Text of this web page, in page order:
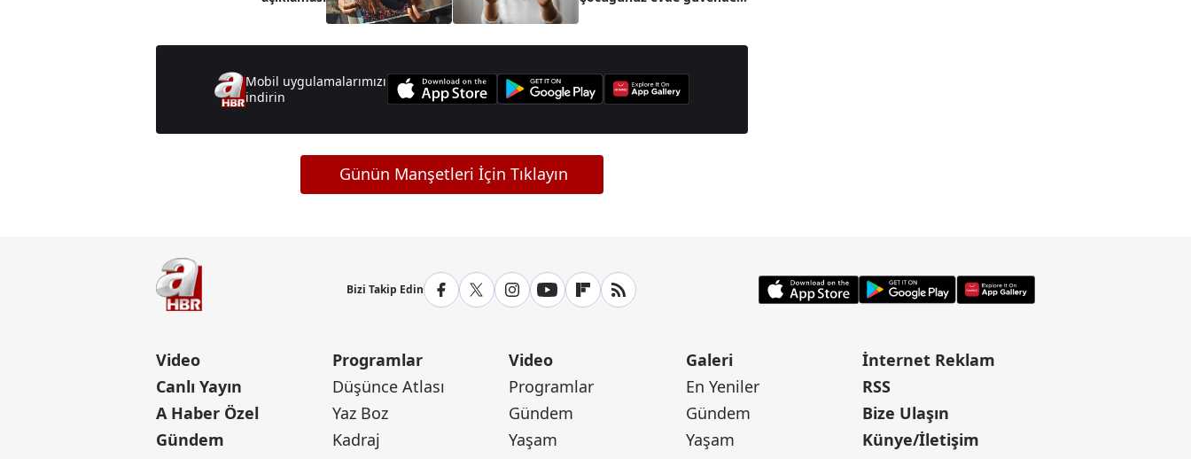
Mobil uygulamalarımızı
indirin
Günün Manşetleri İçin Tıklayın
Bizi Takip Edin
Video
Canlı Yayın
A Haber Özel
Gündem
Programlar
Düşünce Atlası
Yaz Boz
Kadraj
Video
Programlar
Gündem
Yaşam
Galeri
En Yeniler
Gündem
Yaşam
İnternet Reklam
RSS
Bize Ulaşın
Künye/İletişim